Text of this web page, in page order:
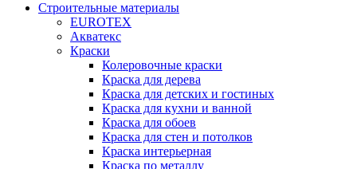
Строительные материалы
EUROTEX
Акватекс
Краски
Колеровочные краски
Краска для дерева
Краска для детских и гостиных
Краска для кухни и ванной
Краска для обоев
Краска для стен и потолков
Краска интерьерная
Краска по металлу